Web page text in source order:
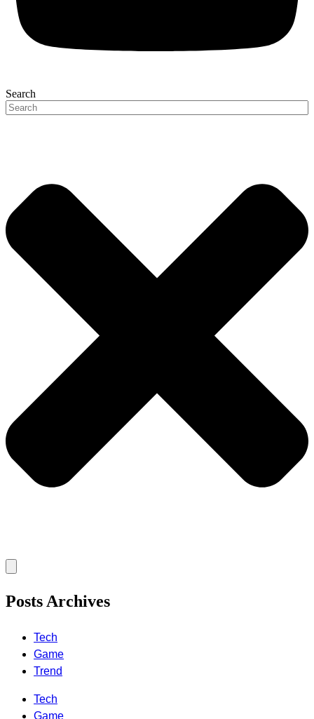
Search
Posts Archives
Tech
Game
Trend
Tech
Game